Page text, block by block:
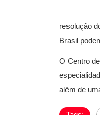
resolução
Brasil
O Centro
além de